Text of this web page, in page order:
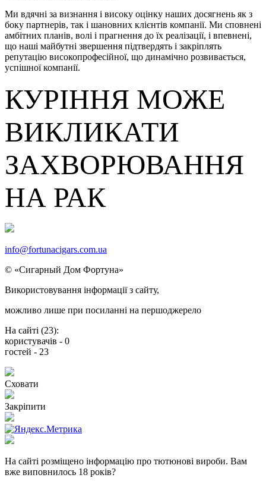
Ми вдячні за визнання і високу оцінку наших досягнень як з
боку партнерів, так і шановних клієнтів компанії. Ми сповнені
амбітних планів, волі і прагнення до їх реалізації, і впевнені,
що наші майбутні звершення підтвердять і закріплять
репутацію високопрофесійної, що динамічно розвивається,
успішної компанії.
КУРІННЯ МОЖЕ
ВИКЛИКАТИ
ЗАХВОРЮВАННЯ
НА РАК
info@fortunacigars.com.ua
© «Сигарный Дом Фортуна»
Використовування інформаціїз сайту,
можливо лише при посиланнi на першоджерело
На сайті (23):
користувачів - 0
гостей - 23
Сховати
Закріпити
На сайті розміщено інформацію про тютюнові вироби. Вам
вже виповнилось 18 років?